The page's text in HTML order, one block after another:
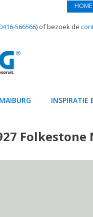
HOME
566566) of bezoek de
INSPIRATIE